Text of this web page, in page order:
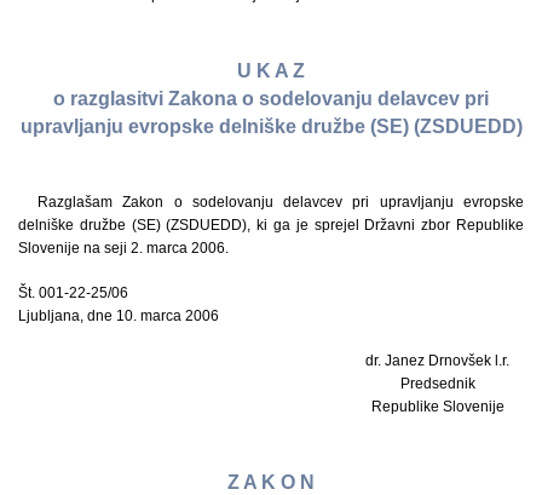
U K A Z
o razglasitvi Zakona o sodelovanju delavcev pri
upravljanju evropske delniške družbe (SE) (ZSDUEDD)
Razglašam Zakon o sodelovanju delavcev pri upravljanju evropske
delniške družbe (SE) (ZSDUEDD), ki ga je sprejel Državni zbor Republike
Slovenije na seji 2. marca 2006.
Št. 001-22-25/06
Ljubljana, dne 10. marca 2006
dr. Janez Drnovšek l.r.
Predsednik
Republike Slovenije
Z A K O N